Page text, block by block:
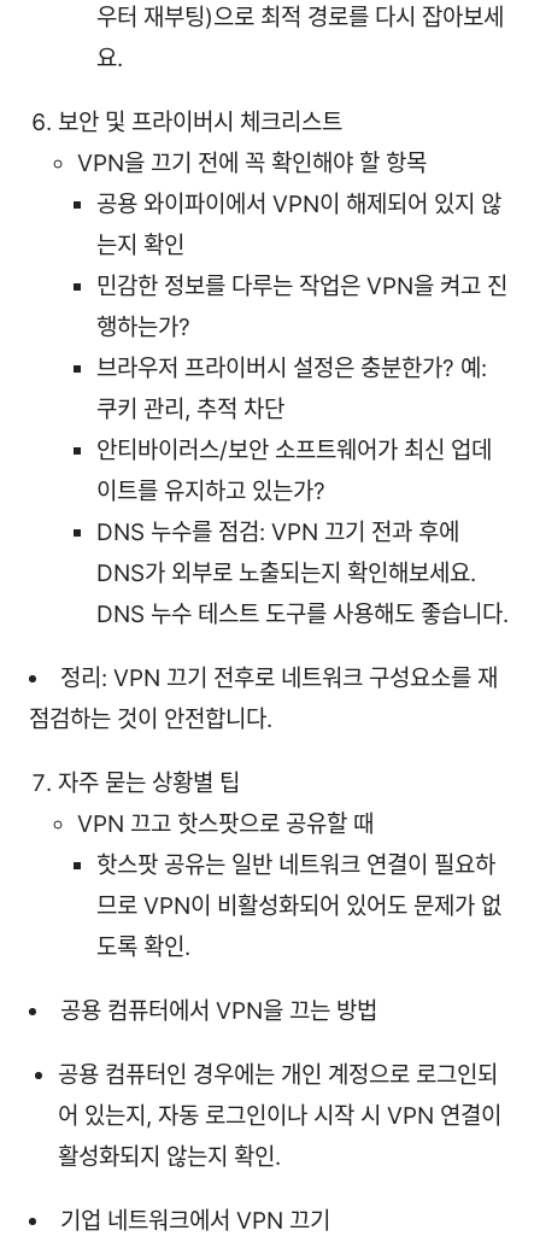
우터 재부팅)으로 최적 경로를 다시 잡아보세
요.
보안 및 프라이버시 체크리스트
VPN을 끄기 전에 꼭 확인해야 할 항목
공용 와이파이에서 VPN이 해제되어 있지 않
는지 확인
민감한 정보를 다루는 작업은 VPN을 켜고 진
행하는가?
브라우저 프라이버시 설정은 충분한가? 예:
쿠키 관리, 추적 차단
안티바이러스/보안 소프트웨어가 최신 업데
이트를 유지하고 있는가?
DNS 누수를 점검: VPN 끄기 전과 후에
DNS가 외부로 노출되는지 확인해보세요.
DNS 누수 테스트 도구를 사용해도 좋습니다.
정리: VPN 끄기 전후로 네트워크 구성요소를 재
점검하는 것이 안전합니다.
자주 묻는 상황별 팁
VPN 끄고 핫스팟으로 공유할 때
핫스팟 공유는 일반 네트워크 연결이 필요하
므로 VPN이 비활성화되어 있어도 문제가 없
도록 확인.
공용 컴퓨터에서 VPN을 끄는 방법
공용 컴퓨터인 경우에는 개인 계정으로 로그인되
어 있는지, 자동 로그인이나 시작 시 VPN 연결이
활성화되지 않는지 확인.
기업 네트워크에서 VPN 끄기